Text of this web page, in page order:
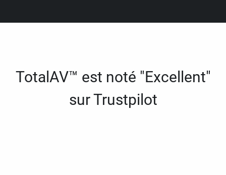
TotalAV™ est noté "Excellent"
sur Trustpilot